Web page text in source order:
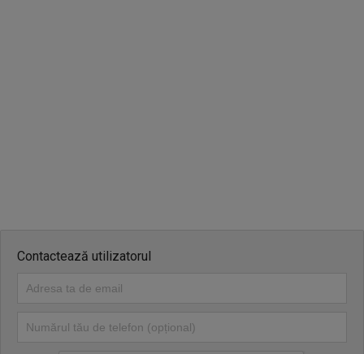
Contactează utilizatorul